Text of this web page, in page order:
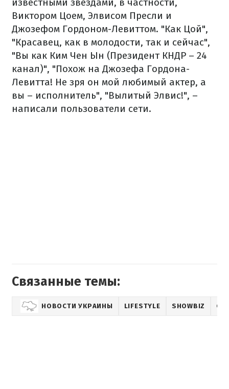
Виктором Цоем, Элвисом Пресли и
Джозефом Гордоном-Левиттом. "Как Цой",
"Красавец, как в молодости, так и сейчас",
"Вы как Ким Чен Ын (Президент КНДР – 24
канал)", "Похож на Джозефа Гордона-
Левитта! Не зря он мой любимый актер, а
вы – исполнитель", "Вылитый Элвис!", –
написали пользователи сети.
Связанные темы:
НОВОСТИ УКРАИНЫ LIFESTYLE SHOWBIZ